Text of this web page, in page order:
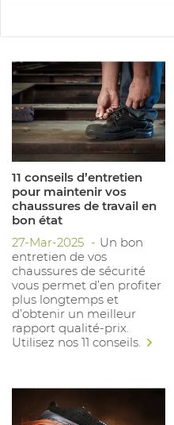
11 conseils d’entretien
pour maintenir vos
chaussures de travail en
bon état
27-Mar-2025
Un bon
entretien de vos
chaussures de sécurité
vous permet d’en profiter
plus longtemps et
d’obtenir un meilleur
rapport qualité-prix.
Utilisez nos 11 conseils.